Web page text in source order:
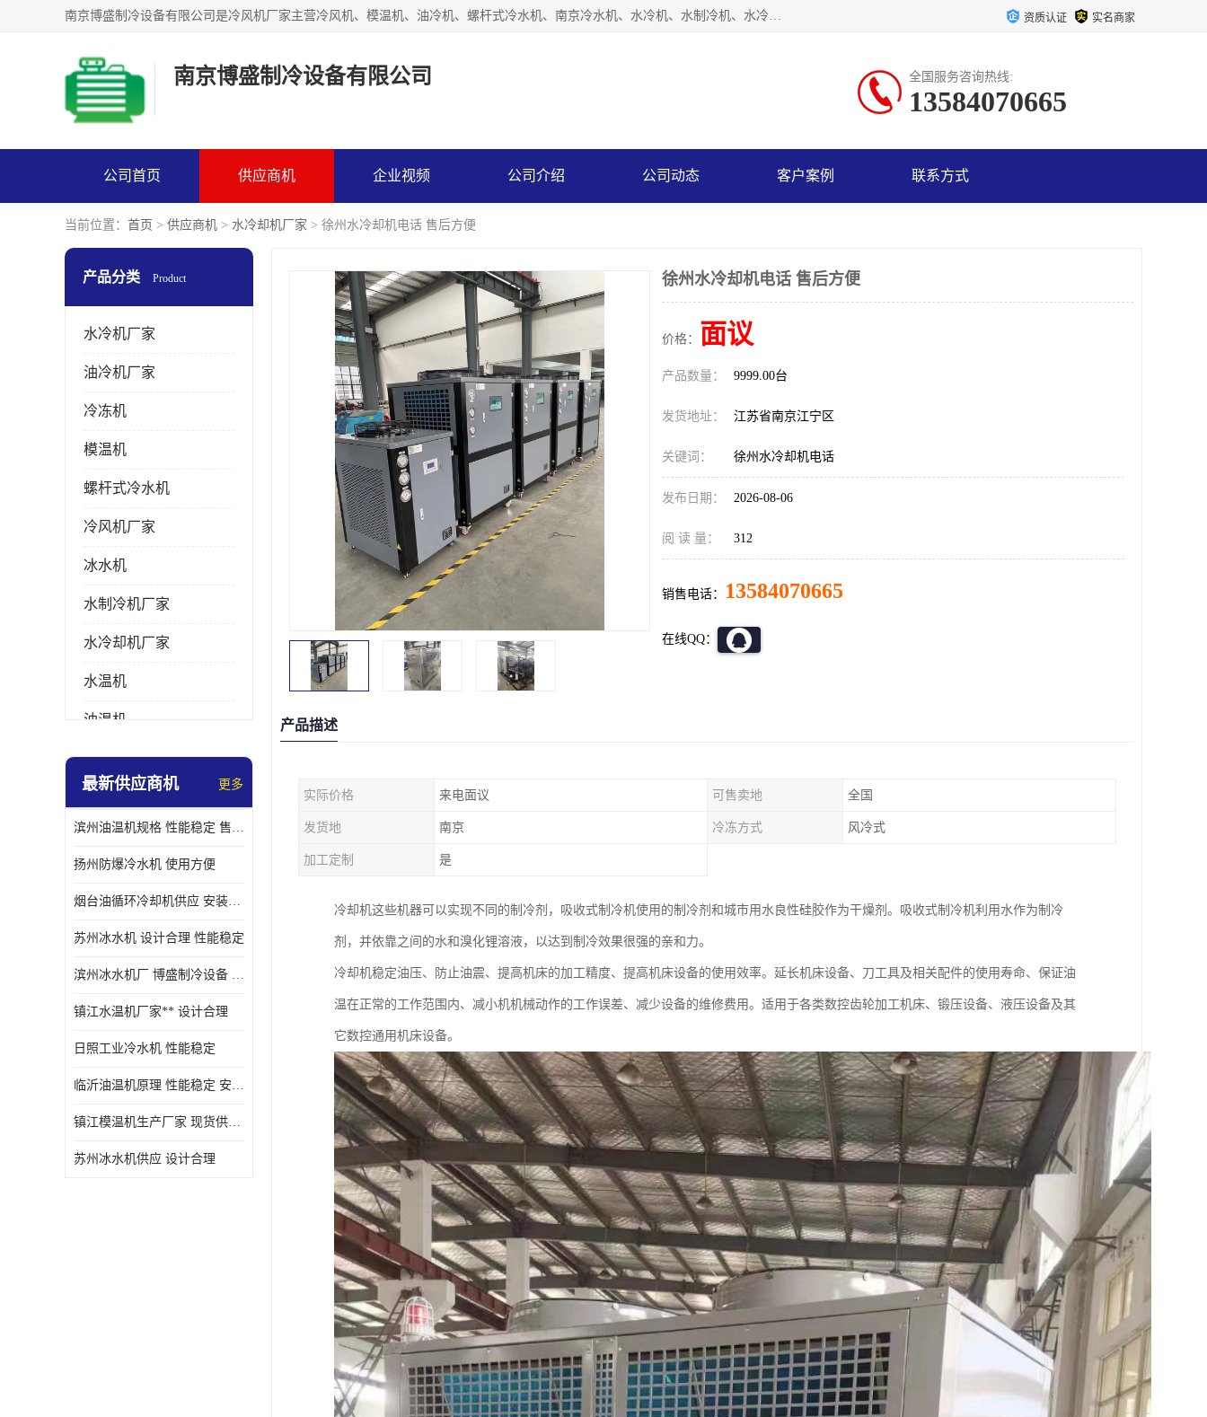
南京博盛制冷设备有限公司是冷风机厂家主营冷风机、模温机、油冷机、螺杆式冷水机、南京冷水机、水冷机、水制冷机、水冷却机、油冷却机等；凭借多年的制作经验、优秀的技术、优秀的产品质量诚信的经营理念，以一流的品质，实在的价格，在行业内享有较高的声誉。 资质认证 实名商家
南京博盛制冷设备有限公司 全国服务咨询热线:
13584070665
公司首页 供应商机 企业视频 公司介绍 公司动态 客户案例 联系方式
当前位置： 首页 > 供应商机 > 水冷却机厂家 > 徐州水冷却机电话 售后方便
产品分类 Product
水冷机厂家
油冷机厂家
冷冻机
模温机
螺杆式冷水机
冷风机厂家
冰水机
水制冷机厂家
水冷却机厂家
水温机
油温机
冰热一体机
油冷却机厂家
最新供应商机 更多
滨州油温机规格 性能稳定 售后方便
扬州防爆冷水机 使用方便
烟台油循环冷却机供应 安装方便
苏州冰水机 设计合理 性能稳定
滨州冰水机厂 博盛制冷设备 安装方便
镇江水温机厂家** 设计合理
日照工业冷水机 性能稳定
临沂油温机原理 性能稳定 安装方便
镇江模温机生产厂家 现货供应 售后保障
苏州冰水机供应 设计合理
徐州水冷却机电话 售后方便
价格： 面议
产品数量： 9999.00台
发货地址： 江苏省南京江宁区
关键词： 徐州水冷却机电话
发布日期： 2026-08-06
阅 读 量： 312
销售电话： 13584070665
在线QQ：
产品描述
实际价格 来电面议 可售卖地 全国
发货地 南京 冷冻方式 风冷式
加工定制 是
冷却机这些机器可以实现不同的制冷剂，吸收式制冷机使用的制冷剂和城市用水良性硅胶作为干燥剂。吸收式制冷机利用水作为制冷
剂，并依靠之间的水和溴化锂溶液，以达到制冷效果很强的亲和力。
冷却机稳定油压、防止油震、提高机床的加工精度、提高机床设备的使用效率。延长机床设备、刀工具及相关配件的使用寿命、保证油
温在正常的工作范围内、减小机机械动作的工作误差、减少设备的维修费用。适用于各类数控齿轮加工机床、锻压设备、液压设备及其
它数控通用机床设备。